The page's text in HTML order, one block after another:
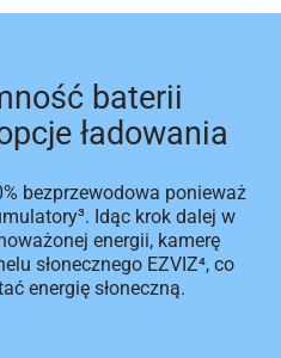
baterii
ładowania
bezprzewodowa ponieważ
Idąc krok dalej w
energii, kamerę
słonecznego EZVIZ⁴, co
energię słoneczną.